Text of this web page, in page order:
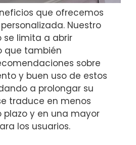
que ofrecemos
Nuestro
se limita a abrir
que también
sobre
y buen uso de estos
a prolongar su
traduce en menos
plazo y en una mayor
los usuarios.